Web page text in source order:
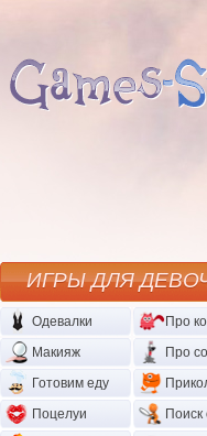
ИГРЫ ДЛЯ
Одевалки
Про
Макияж
Про
Готовим еду
Поцелуи
Поиск